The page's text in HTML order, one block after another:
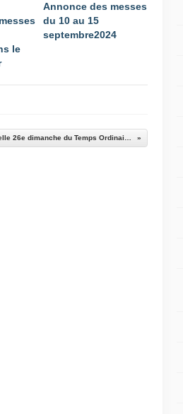
le
Annonce des messes
du 10 au 15
septembre2024